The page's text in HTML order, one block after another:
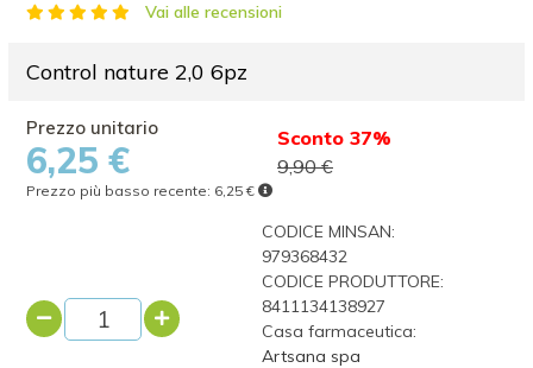
Vai alle recensioni
Control nature 2,0 6pz
6,25 €
Sconto 37%
9,90 €
Prezzo più basso recente: 6,25 €
CODICE MINSAN:
979368432
CODICE PRODUTTORE:
8411134138927
Casa farmaceutica:
Artsana spa